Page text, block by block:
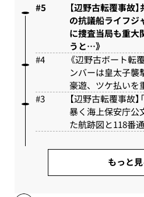
【辺野古転覆事故
の抗議船ライフジ
に捜査当局も重大
うと…》
《辺野古ボート転
ンバーは皇太子襲
豪遊、ツケ払いを
【辺野古転覆事故
暴く海上保安庁公
た航跡図と118番
もっと